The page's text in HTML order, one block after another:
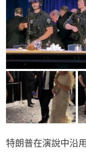
特朗普在演說中沿